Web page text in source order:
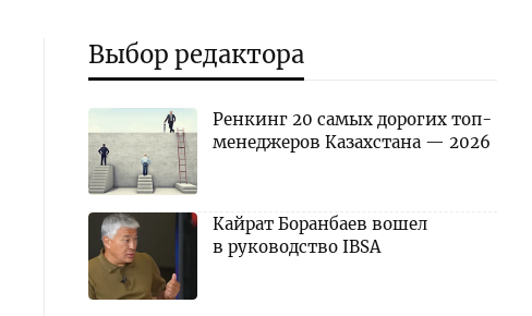
Выбор редактора
Ренкинг 20 самых дорогих топ-
менеджеров Казахстана — 2026
Кайрат Боранбаев вошел
в руководство IBSA